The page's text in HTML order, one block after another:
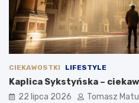
CIEKAWOSTKI LIFESTYLE
Kaplica Sykstyńska –
22 lipca 2026 Tomasz